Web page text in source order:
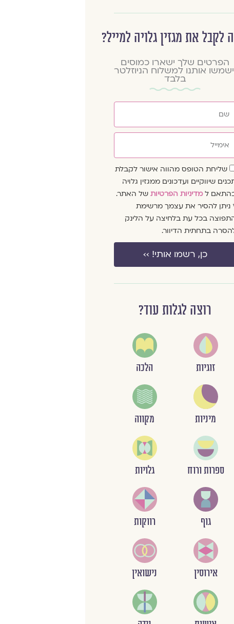
לקבל את מגזין גלויה למייל?
הפרטים שלך ישארו כמוסים
אותנו למשלוח הניוזלטר
בלבד
שליחת הטופס מהווה אישור לקבלת
שיווקיים ועדכונים ממגזין גלויה
למדיניות הפרטיות של האתר.
ניתן להסיר את עצמך מרשימת
בכל עת בלחיצה על הלינק
בתחתית הדיוור.
כן, רשמו אותי! ››
רוצה לגלות עוד?
זוגיות
מיניות
ספרות ורוח
גוף
אירוסין
הלכה
מקווה
גלויות
רווקות
נישואין